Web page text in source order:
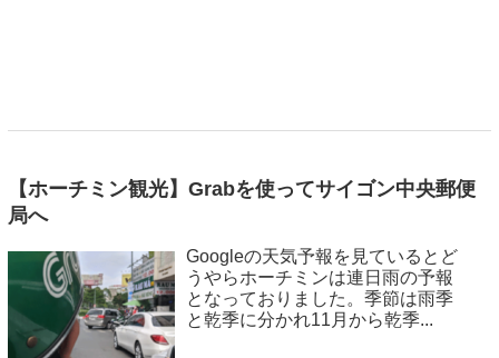
【ホーチミン観光】Grabを使ってサイゴン中央郵便
局へ
Googleの天気予報を見ているとど
うやらホーチミンは連日雨の予報
となっておりました。季節は雨季
と乾季に分かれ11月から乾季...